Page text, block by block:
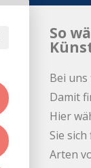
So
Bei
Damit
Hier
Sie
Arten